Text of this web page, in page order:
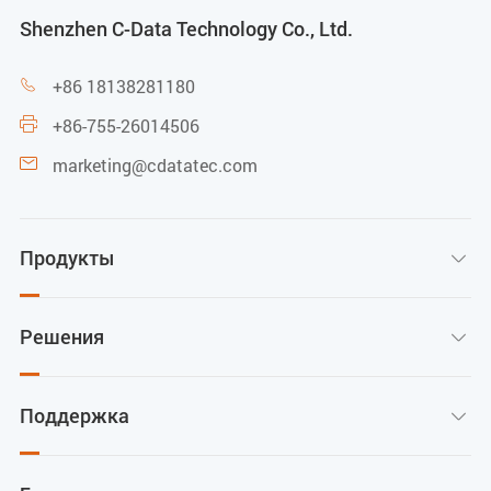
Температура хранения
-40 до 85 °C
Рабочая влажность
Shenzhen C-Data Technology Co., Ltd.
 +86 18138281180
 +86-755-26014506
 marketing@cdatatec.com
Продукты 
Решения 
Поддержка 